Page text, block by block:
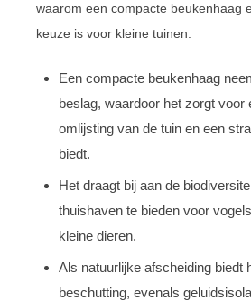
waarom een compacte beukenhaag
keuze is voor kleine tuinen:
Een compacte beukenhaag
beslag, waardoor het zorgt voor
omlijsting van de tuin en een
biedt.
Het draagt bij aan de
thuishaven te bieden voor
kleine dieren.
Als natuurlijke afscheiding biedt
beschutting, evenals